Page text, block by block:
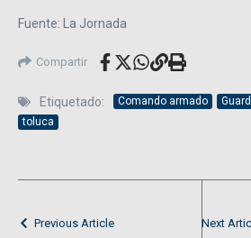
Fuente: La Jornada
Compartir
Etiquetado: Comando armado
toluca
Previous Article Next